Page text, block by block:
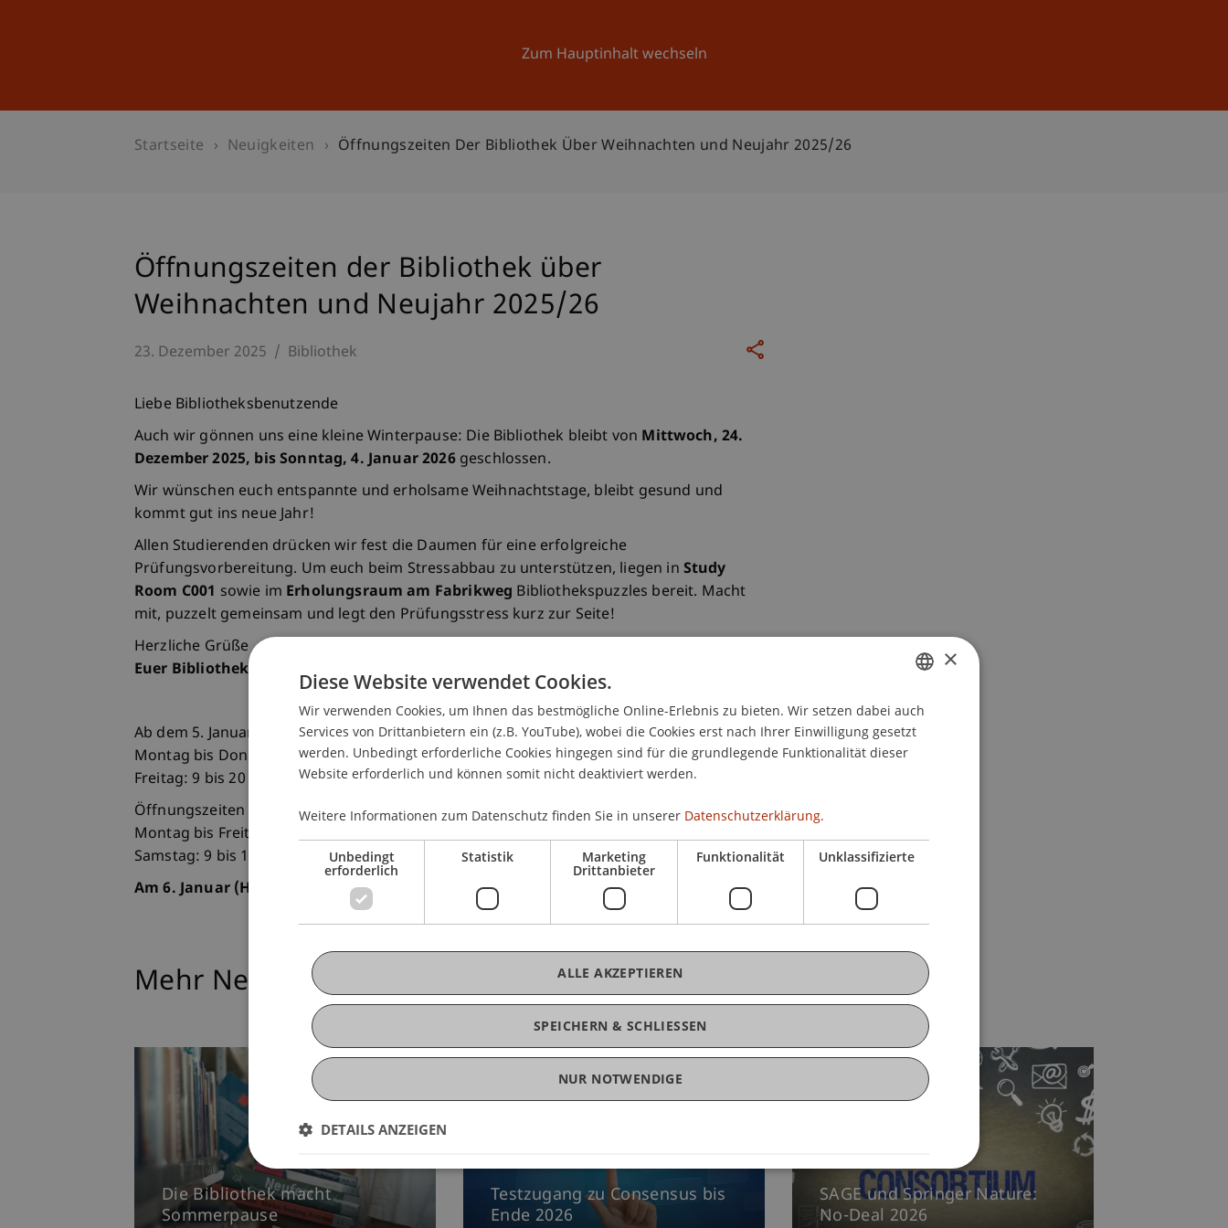
Zum Hauptinhalt wechseln
Universität Aktuelles
Startseite Neuigkeiten Öffnungszeiten Der Bibliothek Über Weihnachten und Neujahr 2025/26
Öffnungszeiten der Bibliothek über
Weihnachten und Neujahr 2025/26
23. Dezember 2025 Bibliothek
Liebe Bibliotheksbenutzende
Auch wir gönnen uns eine kleine Winterpause: Die Bibliothek bleibt von Mittwoch, 24.
Dezember 2025, bis Sonntag, 4. Januar 2026geschlossen.
Wir wünschen euch entspannte und erholsame Weihnachtstage, bleibt gesund und
kommt gut ins neue Jahr!
Allen Studierenden drücken wir fest die Daumen für eine erfolgreiche
Prüfungsvorbereitung. Um euch beim Stressabbau zu unterstützen, liegen in Study
Room C001 sowie im Erholungsraum am Fabrikweg Bibliothekspuzzles bereit. Macht
mit, puzzelt gemeinsam und legt den Prüfungsstress kurz zur Seite!
Herzliche Grüße
Euer Bibliotheksteam
Ab dem 5. Januar sind unsere Servicezeiten wieder wie gewohnt:
Montag bis Donnerstag: 9 bis 17 Uhr
Freitag: 9 bis 20 Uhr
Öffnungszeiten der Bibliothek
Montag bis Freitag: 9 bis 22 Uhr
Samstag: 9 bis 18 Uhr
Am 6. Januar (Heilige drei Könige) ist die Bibliothek geschlossen.
Mehr News
Die Bibliothek macht
Sommerpause
Testzugang zu Consensus bis
Ende 2026
SAGE und Springer Nature:
No-Deal 2026
GERMAN
ENGLISH
×
Diese Website verwendet Cookies.
Wir verwenden Cookies, um Ihnen das bestmögliche Online-Erlebnis zu bieten. Wir setzen dabei auch
Services von Drittanbietern ein (z.B. YouTube), wobei die Cookies erst nach Ihrer Einwilligung gesetzt
werden. Unbedingt erforderliche Cookies hingegen sind für die grundlegende Funktionalität dieser
Website erforderlich und können somit nicht deaktiviert werden.
Weitere Informationen zum Datenschutz finden Sie in unserer Datenschutzerklärung.
Unbedingt
erforderlich
Statistik Marketing
Drittanbieter
Funktionalität Unklassifizierte
SPEICHERN & SCHLIESSEN
ALLE AKZEPTIEREN
NUR NOTWENDIGE
DETAILS ANZEIGEN